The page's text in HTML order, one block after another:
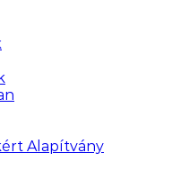
Alapítvány